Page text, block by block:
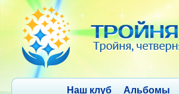
Наш клуб Альбомы